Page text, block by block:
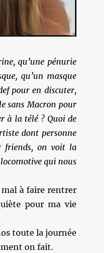
qu’une pénurie
qu’un masque
pour en discuter,
sans Macron pour
à la télé ? Quoi de
dont personne
friends, on voit la
qui nous
mal à faire rentrer
pour ma vie
toute la journée
on fait.